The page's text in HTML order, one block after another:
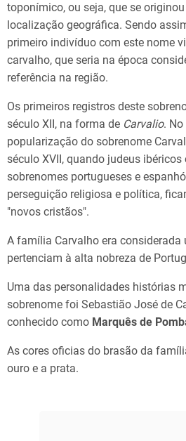
toponímico, ou seja, que se
localização geográfica. Sendo
primeiro indivíduo com este nome
carvalho, que seria na época
referência na região.
Os primeiros registros deste
século XII, na forma de Carvalio.
popularização do sobrenome
século XVII, quando judeus
sobrenomes portugueses e
perseguição religiosa e política,
"novos cristãos".
A família Carvalho era
pertenciam à alta nobreza de
Uma das personalidades histórias
sobrenome foi Sebastião José de
conhecido como Marquês de
As cores oficias do brasão da
ouro e a prata.